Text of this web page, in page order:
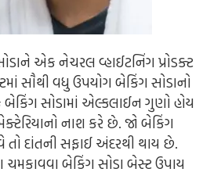
એક નેચરલ વ્હાઈટનિંગ પ્રોડક્ટ
સૌથી વધુ ઉપયોગ બેકિંગ સોડાનો
સોડામાં એલ્કલાઈન ગુણો હોય
નાશ કરે છે. જો બેકિંગ
તો દાંતની સફાઈ અંદરથી થાય છે.
ચમકાવવા બેકિંગ સોડા બેસ્ટ ઉપાય